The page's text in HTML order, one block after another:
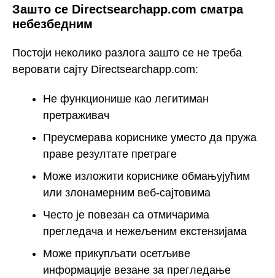
Зашто се Directsearchapp.com сматра
небезбедним
Постоји неколико разлога зашто се не треба
веровати сајту Directsearchapp.com:
Не функционише као легитиман
претраживач
Преусмерава кориснике уместо да пружа
праве резултате претраге
Може изложити кориснике обмањујућим
или злонамерним веб-сајтовима
Често је повезан са отмичарима
прегледача и нежељеним екстензијама
Може прикупљати осетљиве
информације везане за прегледање